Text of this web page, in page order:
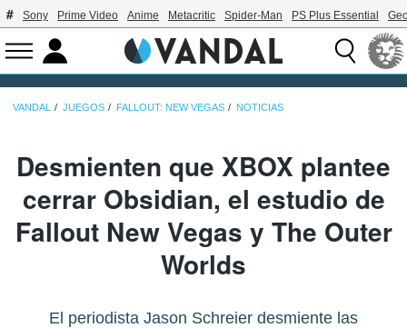
Sony Prime Video Anime Metacritic Spider-Man PS Plus Essential
VANDAL JUEGOS FALLOUT: NEW VEGAS NOTICIAS
Desmienten que XBOX plantee
cerrar Obsidian, el estudio de
Fallout New Vegas y The Outer
Worlds
El periodista Jason Schreier desmiente las